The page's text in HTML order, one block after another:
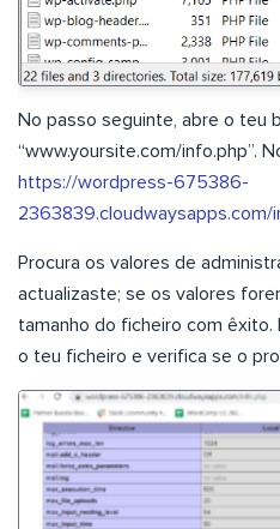
No passo seguinte, abre o teu
“www.yoursite.com/info.php”.
https://wordpress-675386-
2363839.cloudwaysapps.com/
Procura os valores de
actualizaste; se os valores
tamanho do ficheiro com
o teu ficheiro e verifica se o